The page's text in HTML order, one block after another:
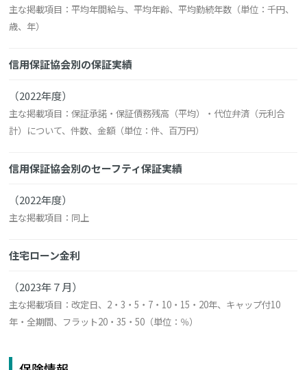
主な掲載項目：平均年間給与、平均年齢、平均勤続年数（単位：千円、
歳、年）
信用保証協会別の保証実績
（2022年度）
主な掲載項目：保証承諾・保証債務残高（平均）・代位弁済（元利合
計）について、件数、金額（単位：件、百万円）
信用保証協会別のセーフティ保証実績
（2022年度）
主な掲載項目：同上
住宅ローン金利
（2023年７月）
主な掲載項目：改定日、2・3・5・7・10・15・20年、キャップ付10
年・全期間、フラット20・35・50（単位：％）